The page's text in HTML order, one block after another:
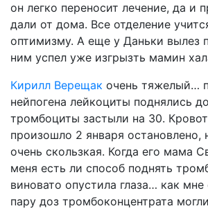
он легко переносит лечение, да и
дали от дома. Все отделение
оптимизму. А еще у Даньки вылез
ним успел уже изгрызть мамин
Кирилл Верещак очень тяжелый…
нейпогена лейкоциты поднялись
тромбоциты застыли на 30.
произошло 2 января остановлено,
очень скользкая. Когда его мама
меня есть ли способ поднять
виновато опустила глаза… как мне
пару доз тромбоконцентрата